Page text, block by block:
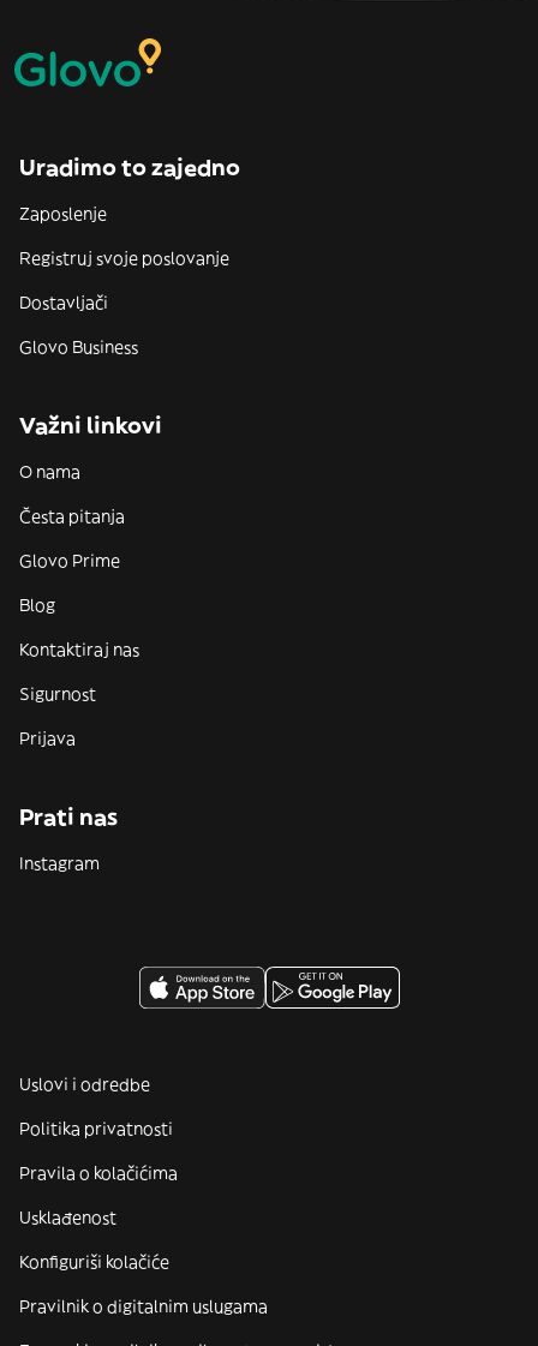
Uradimo to zajedno
Zaposlenje
Registruj svoje poslovanje
Dostavljači
Glovo Business
Važni linkovi
O nama
Česta pitanja
Glovo Prime
Blog
Kontaktiraj nas
Sigurnost
Prijava
Prati nas
Instagram
Uslovi i odredbe
Politika privatnosti
Pravila o kolačićima
Usklađenost
Konfiguriši kolačiće
Pravilnik o digitalnim uslugama